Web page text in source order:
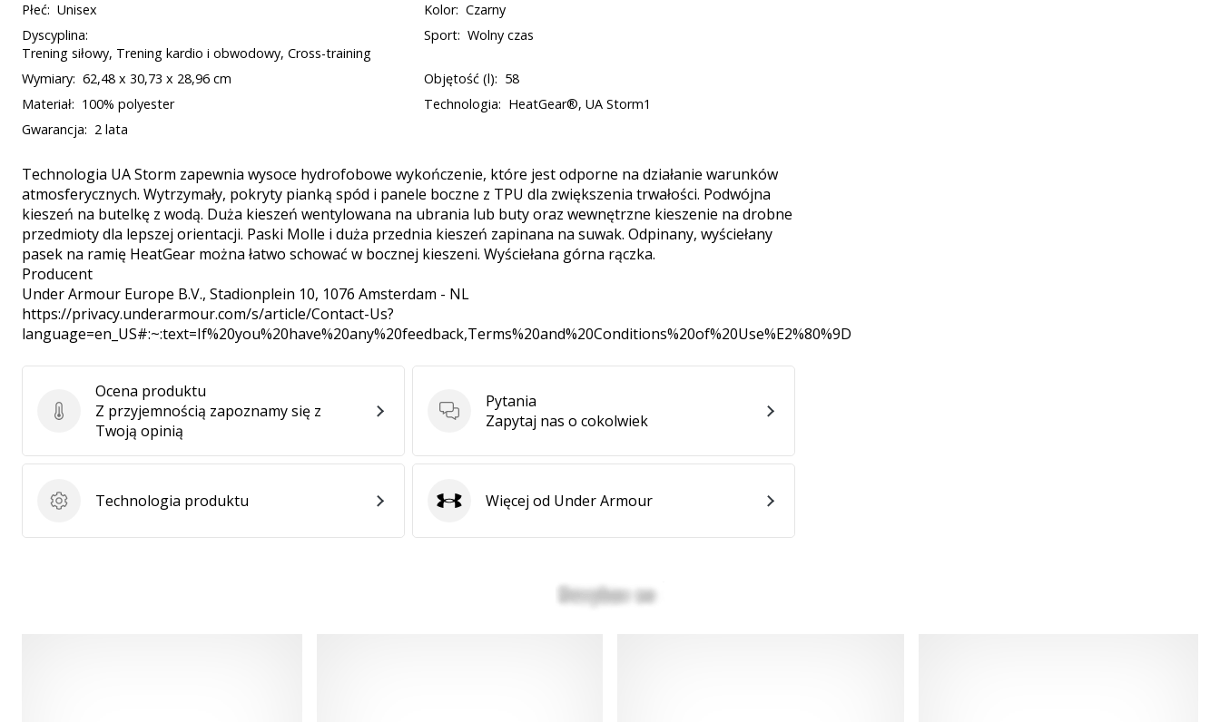
Płeć: Unisex Kolor: Czarny
Dyscyplina:
Trening siłowy, Trening kardio i obwodowy, Cross-training
Sport: Wolny czas
Wymiary: 62,48 x 30,73 x 28,96 cm Objętość (l): 58
Materiał: 100% polyester Technologia: HeatGear®, UA Storm1
Gwarancja: 2 lata
Technologia UA Storm zapewnia wysoce hydrofobowe wykończenie, które jest odporne na działanie warunków
atmosferycznych. Wytrzymały, pokryty pianką spód i panele boczne z TPU dla zwiększenia trwałości. Podwójna
kieszeń na butelkę z wodą. Duża kieszeń wentylowana na ubrania lub buty oraz wewnętrzne kieszenie na drobne
przedmioty dla lepszej orientacji. Paski Molle i duża przednia kieszeń zapinana na suwak. Odpinany, wyściełany
pasek na ramię HeatGear można łatwo schować w bocznej kieszeni. Wyściełana górna rączka.
Producent
Under Armour Europe B.V., Stadionplein 10, 1076 Amsterdam - NL
https://privacy.underarmour.com/s/article/Contact-Us?
language=en_US#:~:text=If%20you%20have%20any%20feedback,Terms%20and%20Conditions%20of%20Use%E2%80%9D
Ocena produktu
Ocena produktu
Z przyjemnością zapoznamy się z
Twoją opinią
Pytania
Pytania
Zapytaj nas o cokolwiek
Technologia produktu
Technologia produktu Under Armour
Więcej od Under Armour